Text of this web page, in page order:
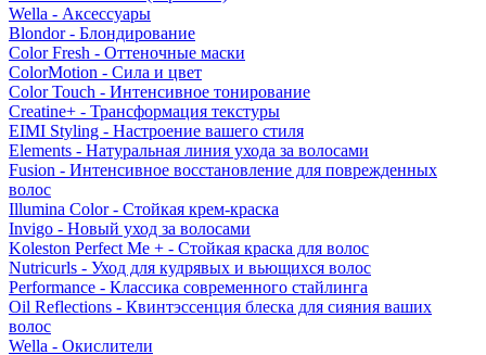
Wella - Аксессуары
Blondor - Блондирование
Color Fresh - Оттеночные маски
ColorMotion - Сила и цвет
Color Touch - Интенсивное тонирование
Creatine+ - Трансформация текстуры
EIMI Styling - Настроение вашего стиля
Elements - Натуральная линия ухода за волосами
Fusion - Интенсивное восстановление для поврежденных
волос
Illumina Color - Стойкая крем-краска
Invigo - Новый уход за волосами
Koleston Perfect Me + - Стойкая краска для волос
Nutricurls - Уход для кудрявых и вьющихся волос
Performance - Классика современного стайлинга
Oil Reflections - Квинтэссенция блеска для сияния ваших
волос
Wella - Окислители